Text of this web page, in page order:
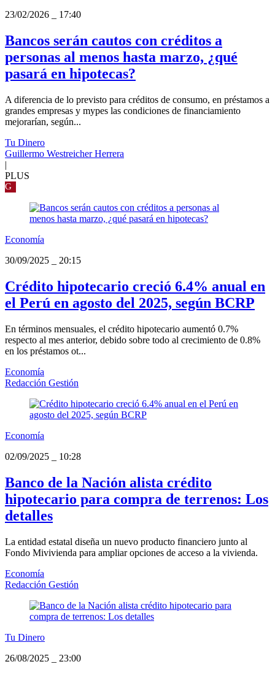
23/02/2026
17:40
Bancos serán cautos con créditos a
personas al menos hasta marzo, ¿qué
pasará en hipotecas?
A diferencia de lo previsto para créditos de consumo, en préstamos a
grandes empresas y mypes las condiciones de financiamiento
mejorarían, según...
Tu Dinero
Guillermo Westreicher Herrera
|
PLUS
G
Economía
30/09/2025
20:15
Crédito hipotecario creció 6.4% anual en
el Perú en agosto del 2025, según BCRP
En términos mensuales, el crédito hipotecario aumentó 0.7%
respecto al mes anterior, debido sobre todo al crecimiento de 0.8%
en los préstamos ot...
Economía
Redacción Gestión
Economía
02/09/2025
10:28
Banco de la Nación alista crédito
hipotecario para compra de terrenos: Los
detalles
La entidad estatal diseña un nuevo producto financiero junto al
Fondo Mivivienda para ampliar opciones de acceso a la vivienda.
Economía
Redacción Gestión
Tu Dinero
26/08/2025
23:00